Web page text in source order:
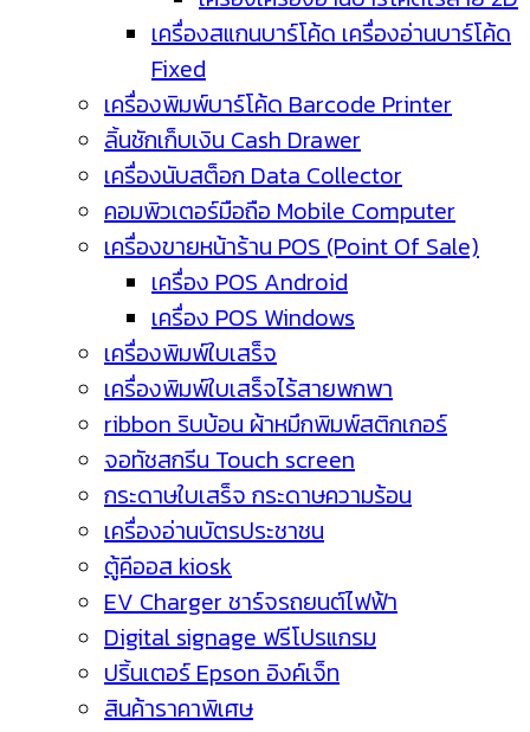
เครื่องสแกนบาร์โค้ด เครื่องอ่านบาร์โค้ด
Fixed
เครื่องพิมพ์บาร์โค้ด Barcode Printer
ลิ้นชักเก็บเงิน Cash Drawer
เครื่องนับสต็อก Data Collector
คอมพิวเตอร์มือถือ Mobile Computer
เครื่องขายหน้าร้าน POS (Point Of Sale)
เครื่อง POS Android
เครื่อง POS Windows
เครื่องพิมพ์ใบเสร็จ
เครื่องพิมพ์ใบเสร็จไร้สายพกพา
ribbon ริบบ้อน ผ้าหมึกพิมพ์สติกเกอร์
จอทัชสกรีน Touch screen
กระดาษใบเสร็จ กระดาษความร้อน
เครื่องอ่านบัตรประชาชน
ตู้คีออส kiosk
EV Charger ชาร์จรถยนต์ไฟฟ้า
Digital signage ฟรีโปรแกรม
ปริ้นเตอร์ Epson อิงค์เจ็ท
สินค้าราคาพิเศษ